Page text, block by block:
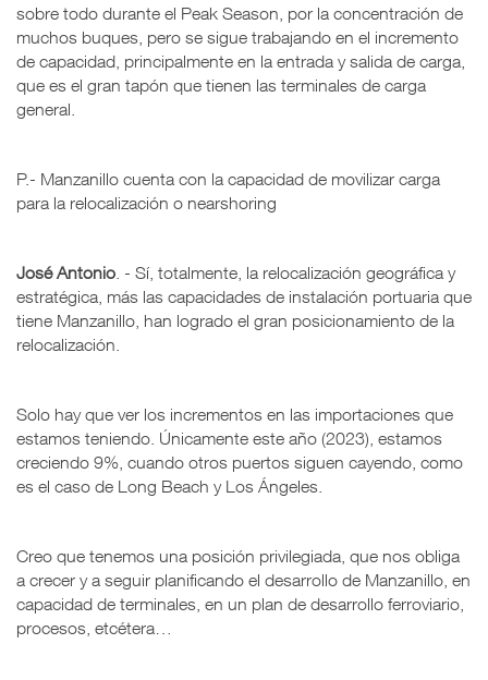
sobre todo durante el Peak Season, por la concentración de
muchos buques, pero se sigue trabajando en el incremento
de capacidad, principalmente en la entrada y salida de carga,
que es el gran tapón que tienen las terminales de carga
general.
P.- Manzanillo cuenta con la capacidad de movilizar carga
para la relocalización o nearshoring
José Antonio . - Sí, totalmente, la relocalización geográfica y
estratégica, más las capacidades de instalación portuaria que
tiene Manzanillo, han logrado el gran posicionamiento de la
relocalización.
Solo hay que ver los incrementos en las importaciones que
estamos teniendo. Únicamente este año (2023), estamos
creciendo 9%, cuando otros puertos siguen cayendo, como
es el caso de Long Beach y Los Ángeles.
Creo que tenemos una posición privilegiada, que nos obliga
a crecer y a seguir planificando el desarrollo de Manzanillo, en
capacidad de terminales, en un plan de desarrollo ferroviario,
procesos, etcétera…